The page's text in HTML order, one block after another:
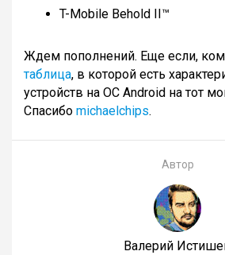
T-Mobile Behold II™
Ждем пополнений. Еще если,
таблица, в которой есть
устройств на ОС Android на тот
Спасибо michaelchips.
Автор
Валерий